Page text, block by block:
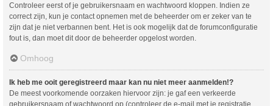
Controleer eerst of je gebruikersnaam en wachtwoord kloppen. Indien ze
correct zijn, kun je contact opnemen met de beheerder om er zeker van te
zijn dat je niet verbannen bent. Het is ook mogelijk dat de forumconfiguratie
fout is, dan moet dit door de beheerder opgelost worden.
Omhoog
Ik heb me ooit geregistreerd maar kan nu niet meer aanmelden!?
De meest voorkomende oorzaken hiervoor zijn: je gaf een verkeerde
gebruikersnaam of wachtwoord op (controleer de e-mail met je registratie